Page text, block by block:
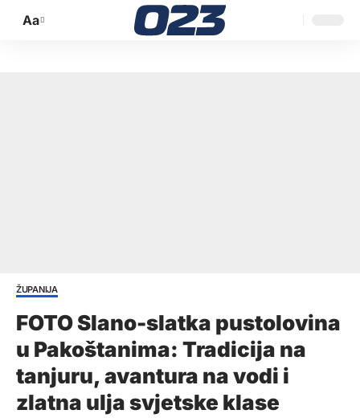
Promijeni
Aa
ŽUPANIJA
FOTO Slano-slatka pustolovina
u Pakoštanima: Tradicija na
tanjuru, avantura na vodi i
zlatna ulja svjetske klase